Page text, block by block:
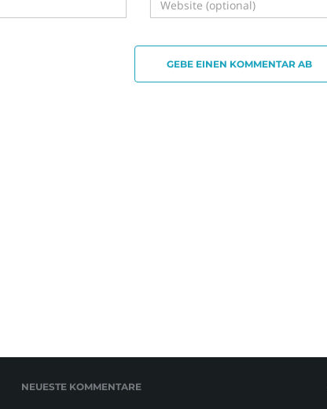
GEBE EINEN KOMMENTAR AB
NEUESTE KOMMENTARE